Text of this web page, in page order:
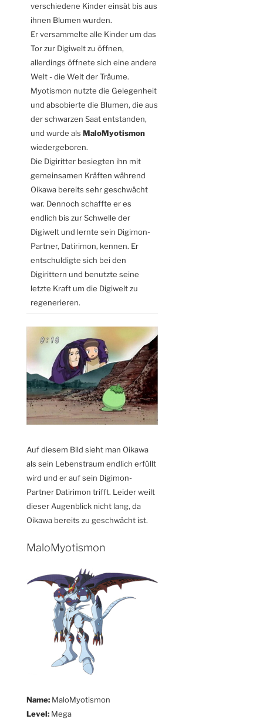
verschiedene Kinder einsät bis aus
ihnen Blumen wurden.
Er versammelte alle Kinder um das
Tor zur Digiwelt zu öffnen,
allerdings öffnete sich eine andere
Welt - die Welt der Träume.
Myotismon nutzte die Gelegenheit
und absobierte die Blumen, die aus
der schwarzen Saat entstanden,
und wurde als MaloMyotismon
wiedergeboren.
Die Digiritter besiegten ihn mit
gemeinsamen Kräften während
Oikawa bereits sehr geschwächt
war. Dennoch schaffte er es
endlich bis zur Schwelle der
Digiwelt und lernte sein Digimon-
Partner, Datirimon, kennen. Er
entschuldigte sich bei den
Digirittern und benutzte seine
letzte Kraft um die Digiwelt zu
regenerieren.
Auf diesem Bild sieht man Oikawa
als sein Lebenstraum endlich erfüllt
wird und er auf sein Digimon-
Partner Datirimon trifft. Leider weilt
dieser Augenblick nicht lang, da
Oikawa bereits zu geschwächt ist.
MaloMyotismon
Name:MaloMyotismon
Level:Mega